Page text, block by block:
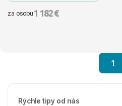
za osobu 1 182 €
1
Rýchle tipy od nás